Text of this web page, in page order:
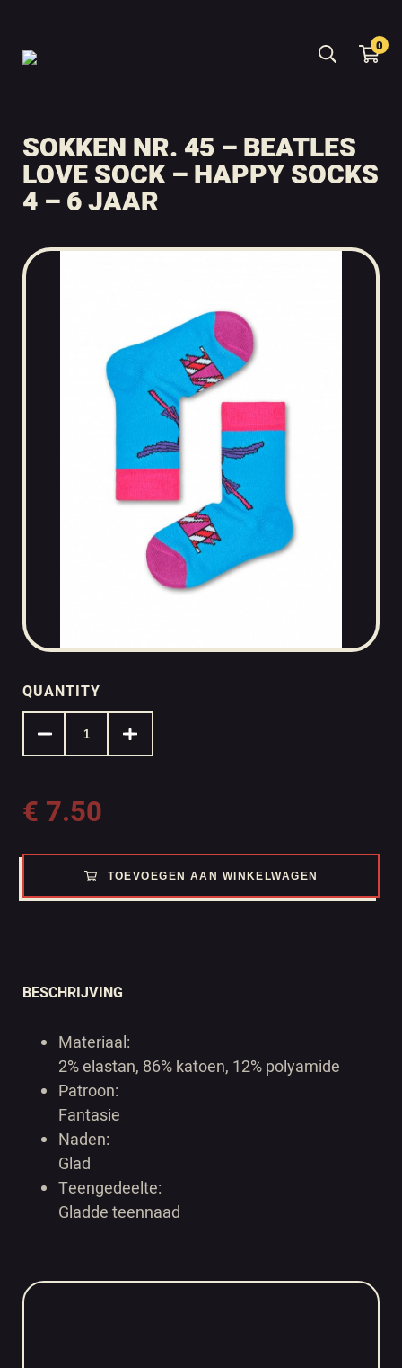
0
SOKKEN NR. 45 – BEATLES
LOVE SOCK – HAPPY SOCKS
4 – 6 JAAR
QUANTITY
€ 7.50
TOEVOEGEN AAN WINKELWAGEN
BESCHRIJVING
Materiaal:
2% elastan, 86% katoen, 12% polyamide
Patroon:
Fantasie
Naden:
Glad
Teengedeelte:
Gladde teennaad